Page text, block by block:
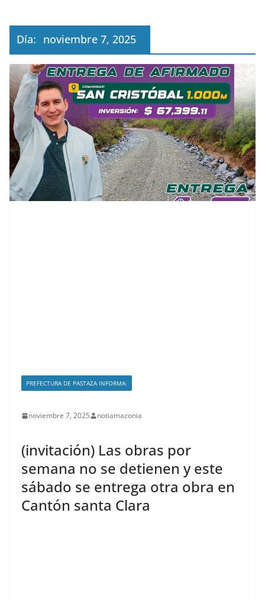
Día: noviembre 7, 2025
PREFECTURA DE PASTAZA INFORMA:
noviembre 7, 2025 notiamazonia
(invitación) Las obras por
semana no se detienen y este
sábado se entrega otra obra en
Cantón santa Clara